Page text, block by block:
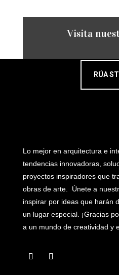
Visita
RÚA
Lo mejor en arquitectura e
tendencias innovadoras,
proyectos inspiradores que
obras de arte. Únete a
inspirar por ideas que harán
un lugar especial. ¡Gracias
a un mundo de creatividad y